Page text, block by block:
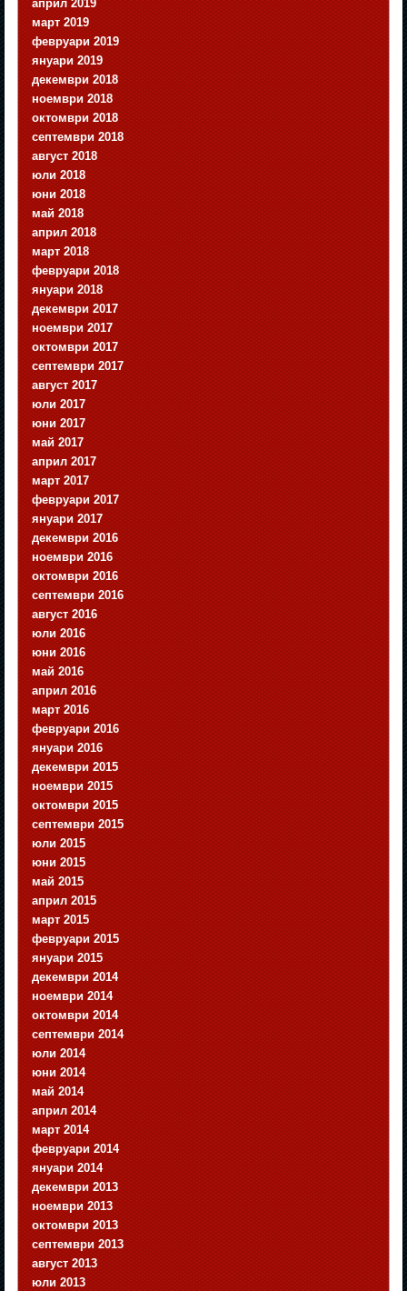
април 2019
март 2019
февруари 2019
януари 2019
декември 2018
ноември 2018
октомври 2018
септември 2018
август 2018
юли 2018
юни 2018
май 2018
април 2018
март 2018
февруари 2018
януари 2018
декември 2017
ноември 2017
октомври 2017
септември 2017
август 2017
юли 2017
юни 2017
май 2017
април 2017
март 2017
февруари 2017
януари 2017
декември 2016
ноември 2016
октомври 2016
септември 2016
август 2016
юли 2016
юни 2016
май 2016
април 2016
март 2016
февруари 2016
януари 2016
декември 2015
ноември 2015
октомври 2015
септември 2015
юли 2015
юни 2015
май 2015
април 2015
март 2015
февруари 2015
януари 2015
декември 2014
ноември 2014
октомври 2014
септември 2014
юли 2014
юни 2014
май 2014
април 2014
март 2014
февруари 2014
януари 2014
декември 2013
ноември 2013
октомври 2013
септември 2013
август 2013
юли 2013